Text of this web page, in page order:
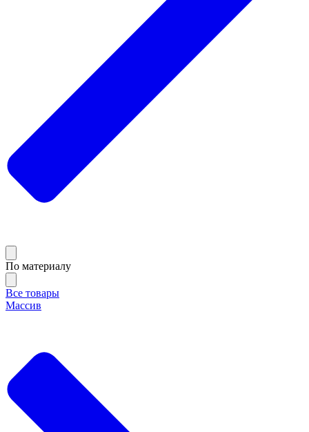
По материалу
Все товары
Массив